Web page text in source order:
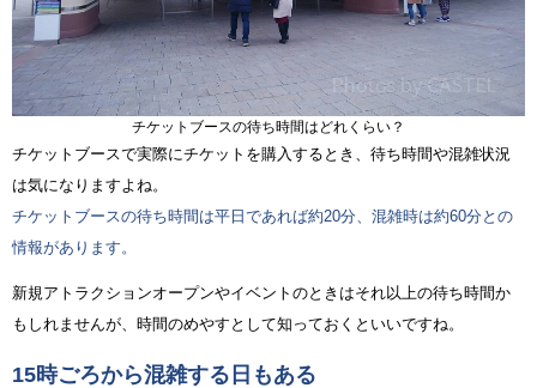
チケットブースの待ち時間はどれくらい？
チケットブースで実際にチケットを購入するとき、待ち時間や混雑状況
は気になりますよね。
チケットブースの待ち時間は平日であれば約20分、混雑時は約60分との
情報があります。
新規アトラクションオープンやイベントのときはそれ以上の待ち時間か
もしれませんが、時間のめやすとして知っておくといいですね。
15時ごろから混雑する日もある